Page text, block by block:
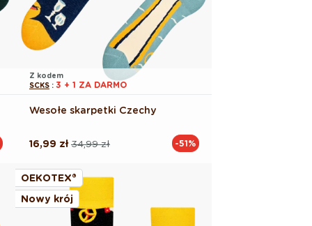
Z kodem
SCKS : 3 + 1 ZA DARMO
Wesołe skarpetki Czechy
Cena
34,99 zł
Cena
16,99 zł -51%
OEKOTEX®
Nowy krój